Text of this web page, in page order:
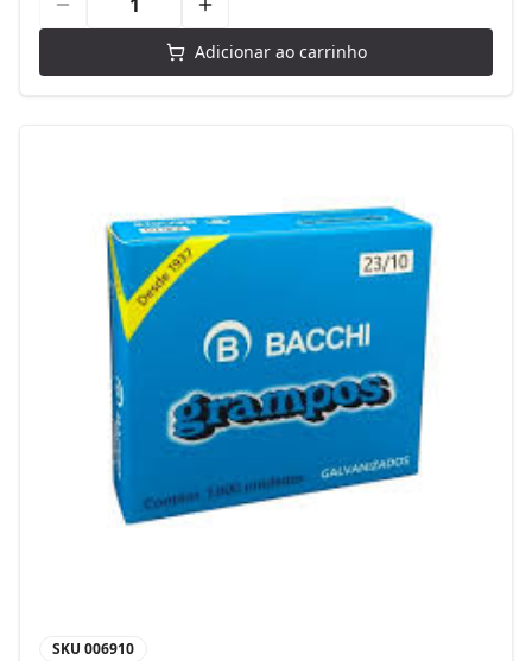
Adicionar ao carrinho
SKU 006910